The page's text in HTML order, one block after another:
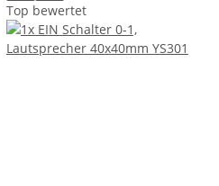
Top bewertet